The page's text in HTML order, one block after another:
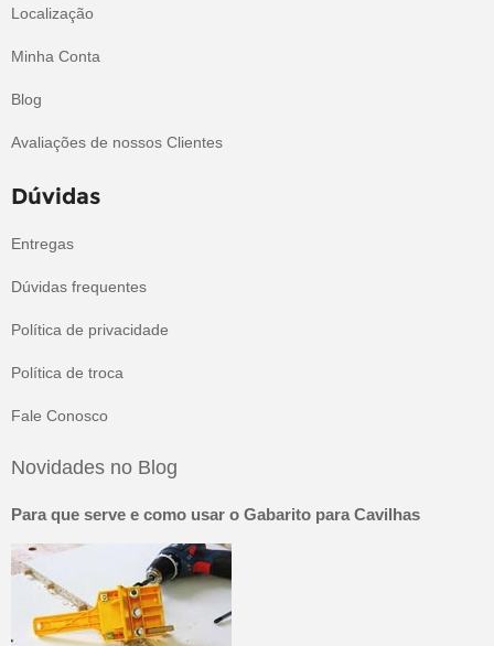
Localização
Minha Conta
Blog
Avaliações de nossos Clientes
Dúvidas
Entregas
Dúvidas frequentes
Política de privacidade
Política de troca
Fale Conosco
Novidades no Blog
Para que serve e como usar o Gabarito para Cavilhas